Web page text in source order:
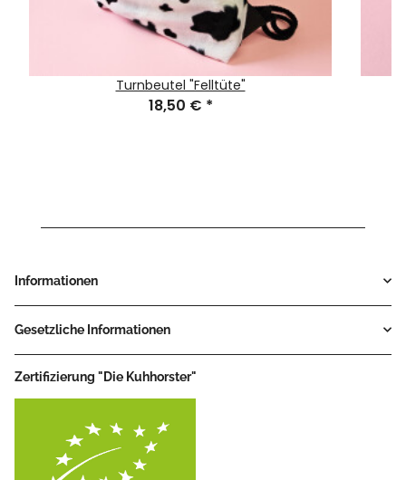
Turnbeutel "Felltüte"
18,50 € *
Informationen
Gesetzliche Informationen
Zertifizierung "Die Kuhhorster"